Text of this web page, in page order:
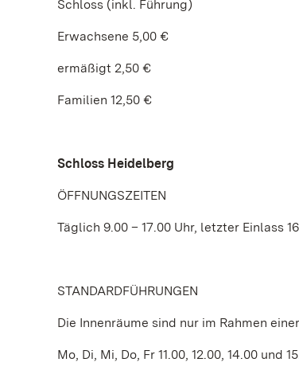
Schloss (inkl. Führung)
Erwachsene 5,00 €
ermäßigt 2,50 €
Familien 12,50 €
Schloss Heidelberg
ÖFFNUNGSZEITEN
Täglich 9.00 – 17.00 Uhr, letzter Einlass
STANDARDFÜHRUNGEN
Die Innenräume sind nur im Rahmen
Mo, Di, Mi, Do, Fr 11.00, 12.00, 14.00 und